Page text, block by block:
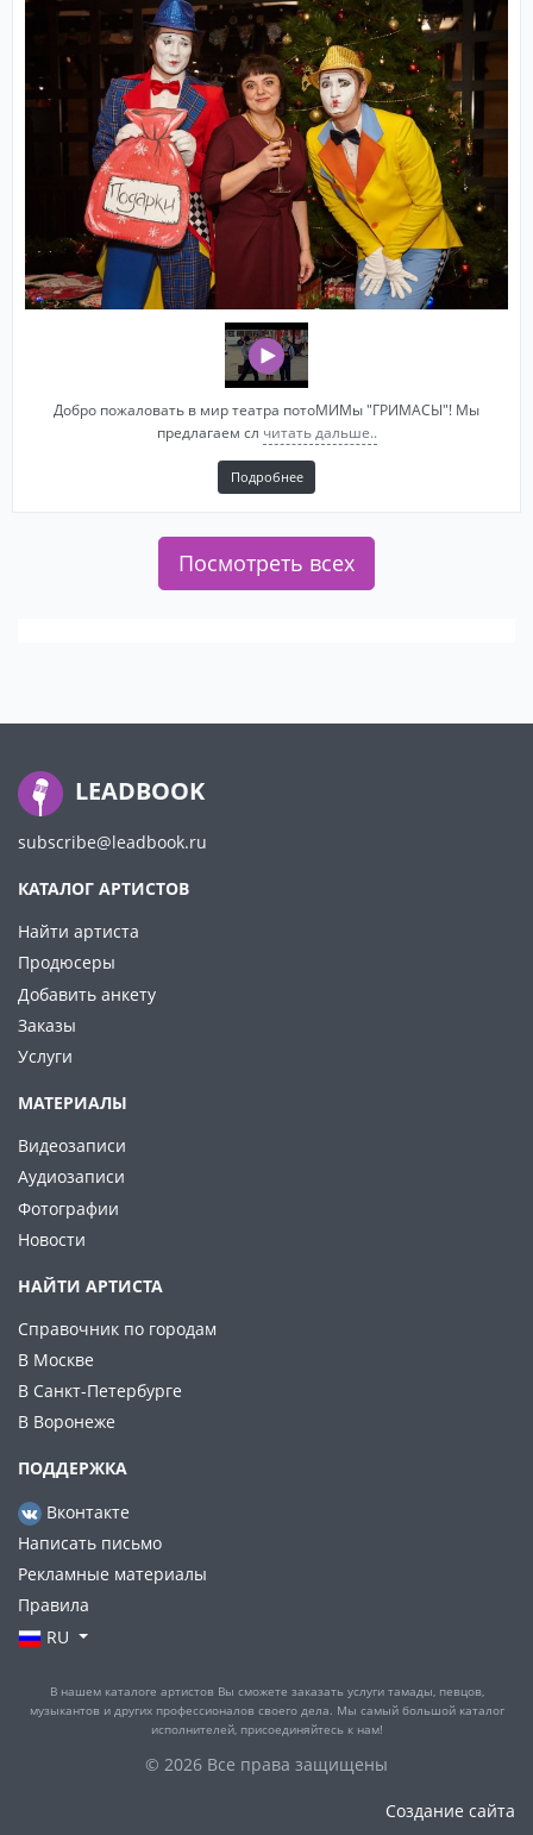
Добро пожаловать в мир театра потоМИМы "ГРИМАСЫ"! Мы
предлагаем сл читать дальше..
Подробнее
Посмотреть всех
LEADBOOK
subscribe@leadbook.ru
КАТАЛОГ АРТИСТОВ
Найти артиста
Продюсеры
Добавить анкету
Заказы
Услуги
МАТЕРИАЛЫ
Видеозаписи
Аудиозаписи
Фотографии
Новости
НАЙТИ АРТИСТА
Справочник по городам
В Москве
В Санкт-Петербурге
В Воронеже
ПОДДЕРЖКА
Вконтакте
Написать письмо
Рекламные материалы
Правила
RU
В нашем каталоге артистов Вы сможете заказать услуги тамады, певцов,
музыкантов и других профессионалов своего дела. Мы самый большой каталог
исполнителей, присоединяйтесь к нам!
© 2026 Все права защищены
Создание сайта